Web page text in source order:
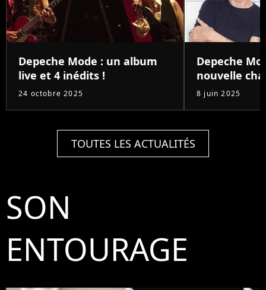
Depeche Mode : un album
live et 4 inédits !
24 octobre 2025
Depeche
nouvelle
8 juin 2025
TOUTES LES ACTUALITÉS
SON
ENTOURAGE